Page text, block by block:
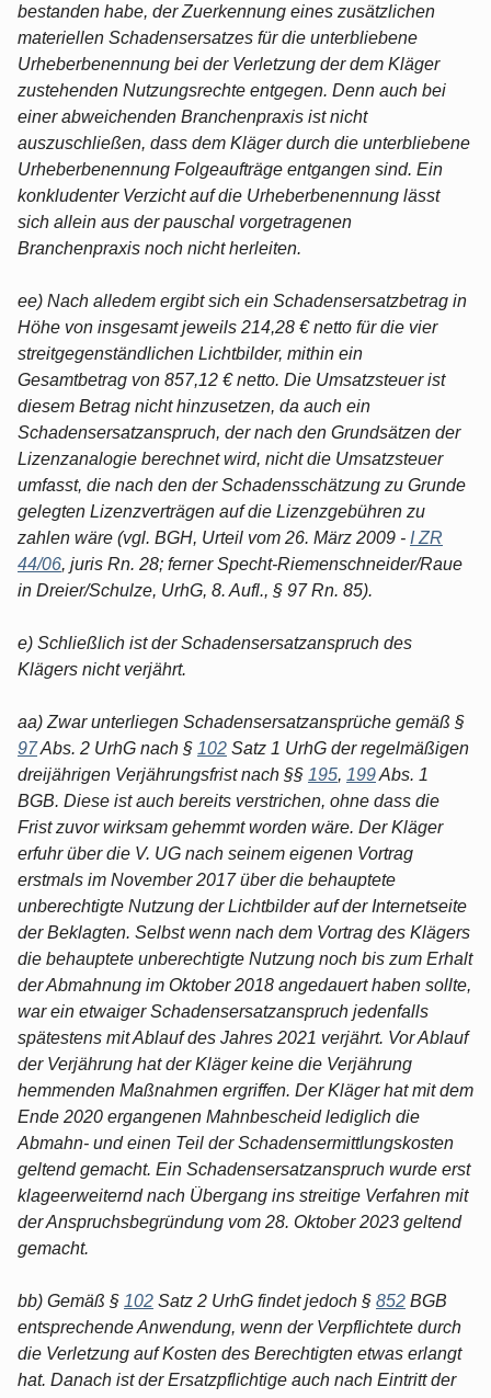
bestanden habe, der Zuerkennung eines zusätzlichen
materiellen Schadensersatzes für die unterbliebene
Urheberbenennung bei der Verletzung der dem Kläger
zustehenden Nutzungsrechte entgegen. Denn auch bei
einer abweichenden Branchenpraxis ist nicht
auszuschließen, dass dem Kläger durch die unterbliebene
Urheberbenennung Folgeaufträge entgangen sind. Ein
konkludenter Verzicht auf die Urheberbenennung lässt
sich allein aus der pauschal vorgetragenen
Branchenpraxis noch nicht herleiten.
ee) Nach alledem ergibt sich ein Schadensersatzbetrag in
Höhe von insgesamt jeweils 214,28 € netto für die vier
streitgegenständlichen Lichtbilder, mithin ein
Gesamtbetrag von 857,12 € netto. Die Umsatzsteuer ist
diesem Betrag nicht hinzusetzen, da auch ein
Schadensersatzanspruch, der nach den Grundsätzen der
Lizenzanalogie berechnet wird, nicht die Umsatzsteuer
umfasst, die nach den der Schadensschätzung zu Grunde
gelegten Lizenzverträgen auf die Lizenzgebühren zu
zahlen wäre (vgl. BGH, Urteil vom 26. März 2009 - I ZR
44/06, juris Rn. 28; ferner Specht-Riemenschneider/Raue
in Dreier/Schulze, UrhG, 8. Aufl., § 97 Rn. 85).
e) Schließlich ist der Schadensersatzanspruch des
Klägers nicht verjährt.
aa) Zwar unterliegen Schadensersatzansprüche gemäß §
97Abs. 2 UrhG nach § 102 Satz 1 UrhG der regelmäßigen
dreijährigen Verjährungsfrist nach §§ 195, 199Abs. 1
BGB. Diese ist auch bereits verstrichen, ohne dass die
Frist zuvor wirksam gehemmt worden wäre. Der Kläger
erfuhr über die V. UG nach seinem eigenen Vortrag
erstmals im November 2017 über die behauptete
unberechtigte Nutzung der Lichtbilder auf der Internetseite
der Beklagten. Selbst wenn nach dem Vortrag des Klägers
die behauptete unberechtigte Nutzung noch bis zum Erhalt
der Abmahnung im Oktober 2018 angedauert haben sollte,
war ein etwaiger Schadensersatzanspruch jedenfalls
spätestens mit Ablauf des Jahres 2021 verjährt. Vor Ablauf
der Verjährung hat der Kläger keine die Verjährung
hemmenden Maßnahmen ergriffen. Der Kläger hat mit dem
Ende 2020 ergangenen Mahnbescheid lediglich die
Abmahn- und einen Teil der Schadensermittlungskosten
geltend gemacht. Ein Schadensersatzanspruch wurde erst
klageerweiternd nach Übergang ins streitige Verfahren mit
der Anspruchsbegründung vom 28. Oktober 2023 geltend
gemacht.
bb) Gemäß § 102 Satz 2 UrhG findet jedoch § 852 BGB
entsprechende Anwendung, wenn der Verpflichtete durch
die Verletzung auf Kosten des Berechtigten etwas erlangt
hat. Danach ist der Ersatzpflichtige auch nach Eintritt der